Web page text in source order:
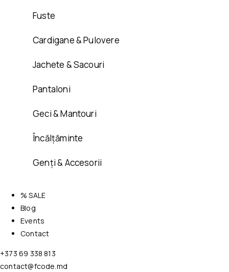
Fuste
Cardigane & Pulovere
Jachete & Sacouri
Pantaloni
Geci & Mantouri
Încălțăminte
Genți & Accesorii
% SALE
Blog
Events
Contact
+373 69 338 813
contact@fcode.md